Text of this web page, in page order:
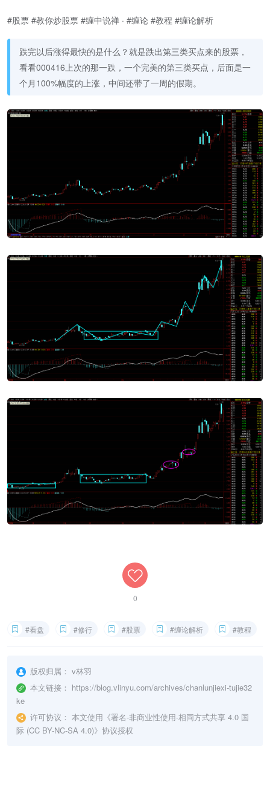
#股票 #教你炒股票 #缠中说禅 · #缠论 #教程 #缠论解析
跌完以后涨得最快的是什么？就是跌出第三类买点来的股票，
看看000416上次的那一跌，一个完美的第三类买点，后面是一
个月100%幅度的上涨，中间还带了一周的假期。
0
#看盘 #修行 #股票 #缠论解析 #教程
版权归属： v林羽
本文链接： https://blog.vlinyu.com/archives/chanlunjiexi-tujie32
ke
许可协议： 本文使用《署名-非商业性使用-相同方式共享 4.0 国
际 (CC BY-NC-SA 4.0)》协议授权